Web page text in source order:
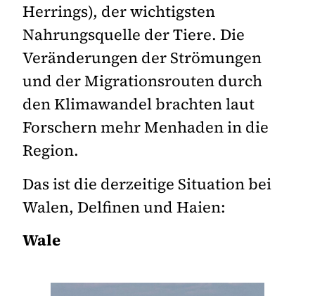
Herrings), der wichtigsten
Nahrungsquelle der Tiere. Die
Veränderungen der Strömungen
und der Migrationsrouten durch
den Klimawandel brachten laut
Forschern mehr Menhaden in die
Region.
Das ist die derzeitige Situation bei
Walen, Delfinen und Haien:
Wale